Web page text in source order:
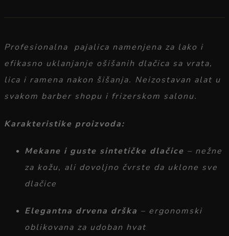
Profesionalna pajalica namenjena za lako i
efikasno uklanjanje ošišanih dlačica sa vrata,
lica i ramena nakon šišanja. Neizostavan alat u
svakom barber shopu i frizerskom salonu.
Karakteristike proizvoda:
Mekane i guste sintetičke dlačice – nežne
za kožu, ali dovoljno čvrste da uklone sve
dlačice
Elegantna drvena drška – ergonomski
oblikovana za udoban hvat